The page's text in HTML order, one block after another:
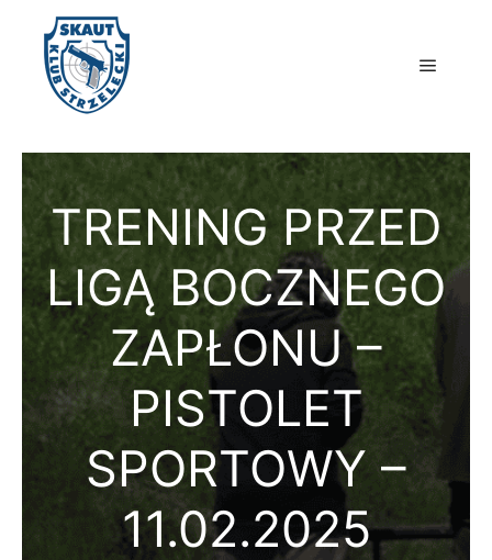
TRENING PRZED
LIGĄ BOCZNEGO
ZAPŁONU –
PISTOLET
SPORTOWY –
11.02.2025